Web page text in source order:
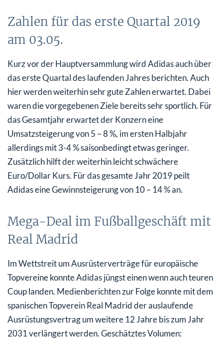
Zahlen für das erste Quartal 2019
am 03.05.
Kurz vor der Hauptversammlung wird Adidas auch über
das erste Quartal des laufenden Jahres berichten. Auch
hier werden weiterhin sehr gute Zahlen erwartet. Dabei
waren die vorgegebenen Ziele bereits sehr sportlich. Für
das Gesamtjahr erwartet der Konzern eine
Umsatzsteigerung von 5 – 8 %, im ersten Halbjahr
allerdings mit 3-4 % saisonbedingt etwas geringer.
Zusätzlich hilft der weiterhin leicht schwächere
Euro/Dollar Kurs. Für das gesamte Jahr 2019 peilt
Adidas eine Gewinnsteigerung von 10 – 14 % an.
Mega-Deal im Fußballgeschäft mit
Real Madrid
Im Wettstreit um Ausrüsterverträge für europäische
Topvereine konnte Adidas jüngst einen wenn auch teuren
Coup landen. Medienberichten zur Folge konnte mit dem
spanischen Topverein Real Madrid der auslaufende
Ausrüstungsvertrag um weitere 12 Jahre bis zum Jahr
2031 verlängert werden. Geschätztes Volumen: